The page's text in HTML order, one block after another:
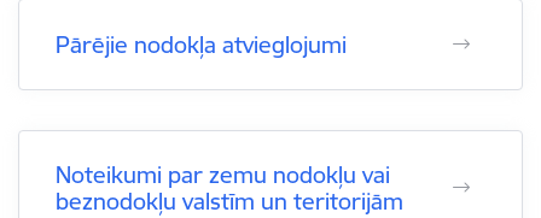
Pārējie nodokļa atvieglojumi
Noteikumi par zemu nodokļu vai
beznodokļu valstīm un teritorijām